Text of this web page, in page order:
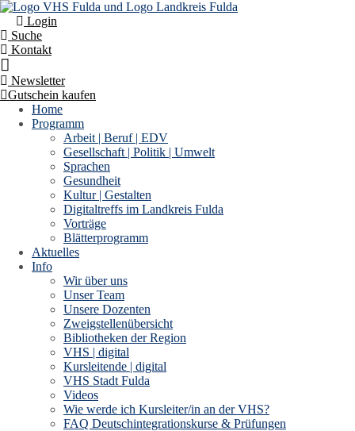
Login
Suche
Kontakt
Newsletter
Gutschein kaufen
Home
Programm
Arbeit | Beruf | EDV
Gesellschaft | Politik | Umwelt
Sprachen
Gesundheit
Kultur | Gestalten
Digitaltreffs im Landkreis Fulda
Vorträge
Blätterprogramm
Aktuelles
Info
Wir über uns
Unser Team
Unsere Dozenten
Zweigstellenübersicht
Bibliotheken der Region
VHS | digital
Kursleitende | digital
VHS Stadt Fulda
Videos
Wie werde ich Kursleiter/in an der VHS?
FAQ Deutschintegrationskurse & Prüfungen
Der Kurs steht leider nicht mehr zur Verfügung.